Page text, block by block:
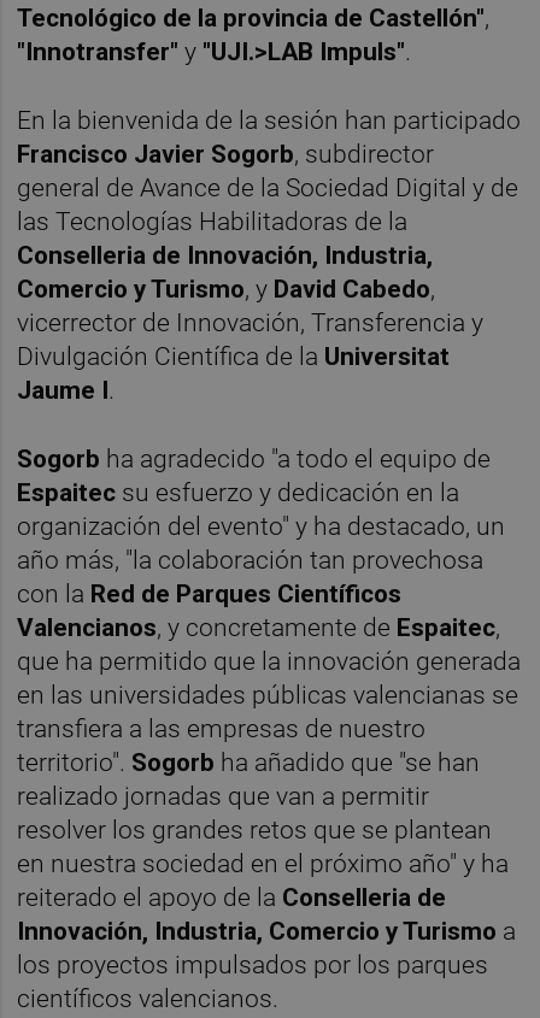
Tecnológico de la provincia de Castellón",
"Innotransfer" y "UJI.>LAB Impuls".
En la bienvenida de la sesión han participado
Francisco Javier Sogorb, subdirector
general de Avance de la Sociedad Digital y de
las Tecnologías Habilitadoras de la
Conselleria de Innovación, Industria,
Comercio y Turismo, y David Cabedo,
vicerrector de Innovación, Transferencia y
Divulgación Científica de la Universitat
Jaume I.
Sogorb ha agradecido "a todo el equipo de
Espaitec su esfuerzo y dedicación en la
organización del evento" y ha destacado, un
año más, "la colaboración tan provechosa
con la Red de Parques Científicos
Valencianos, y concretamente de Espaitec,
que ha permitido que la innovación generada
en las universidades públicas valencianas se
transfiera a las empresas de nuestro
territorio". Sogorb ha añadido que "se han
realizado jornadas que van a permitir
resolver los grandes retos que se plantean
en nuestra sociedad en el próximo año" y ha
reiterado el apoyo de la Conselleria de
Innovación, Industria, Comercio y Turismo a
los proyectos impulsados por los parques
científicos valencianos.